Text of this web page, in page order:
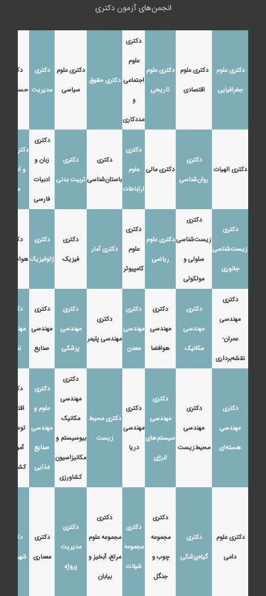
انجمن‌های آزمون دکتری
دکتری علوم
جغرافیایی
دکتری علوم
اقتصادی
دکتری علوم
تاریخی
دکتری
علوم
اجتماعی
و
مددکاری
دکتری حقوق
دکتری علوم
سیاسی
دکتری
مدیریت
دکتری
حسابداری
دکتری الهیات
دکتری
روان‌شناسی
دکتری مالی
دکتری
علوم
ارتباطات
دکتری
باستان‌شناسی
دکتری
تربیت بدنی
دکتری
زبان و
ادبیات
فارسی
دکتری زبان
و ادبیات
عرب
دکتری
زیست‌شناسی
جانوری
دکتری
زیست‌شناسی
سلولی و
مولکولی
دکتری علوم
ریاضی
دکتری
علوم
کامپیوتر
دکتری آمار
دکتری
فیزیک
دکتری
ژئوفیزیک
دکتری
هواشناسی
دکتری
مهندسی
عمران-
نقشه‌برداری
دکتری
مهندسی
مکانیک
دکتری
مهندسی
هوافضا
دکتری
مهندسی
معدن
دکتری
مهندسی پلیمر
دکتری
مهندسی
پزشکی
دکتری
مهندسی
صنایع
دکتری
مهندسی
نفت
دکتری
مهندسی
هسته‌ای
دکتری
مهندسی
محیط‌زیست
دکتری
مهندسی
سیستم‌های
انرژی
دکتری
مهندسی
دریا
دکتری محیط
زیست
دکتری
مهندسی
مکانیک
بیوسیستم و
مکانیزاسیون
کشاورزی
دکتری
علوم و
مهندسی
صنایع
غذایی
دکتری
اقتصاد،
توسعه و
آموزش
کشاورزی
دکتری علوم
دامی
دکتری
گیاه‌پزشکی
دکتری
مجموعه
چوب و
جنگل
دکتری
مجموعه
شیلات
دکتری
مجموعه علوم
مرتع، آبخیز و
بیابان
دکتری
مدیریت
پروژه
دکتری
معماری
دکتری
شهرسازی